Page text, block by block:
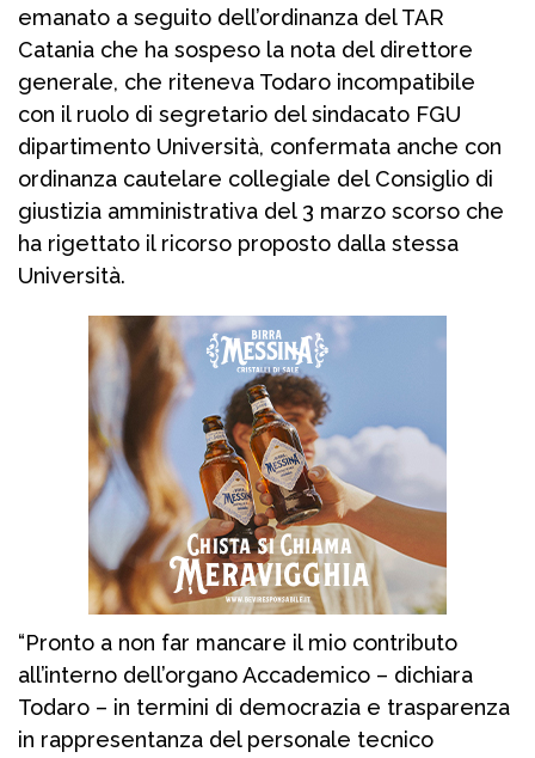
emanato a seguito dell’ordinanza del TAR
Catania che ha sospeso la nota del direttore
generale, che riteneva Todaro incompatibile
con il ruolo di segretario del sindacato FGU
dipartimento Università, confermata anche con
ordinanza cautelare collegiale del Consiglio di
giustizia amministrativa del 3 marzo scorso che
ha rigettato il ricorso proposto dalla stessa
Università.
“Pronto a non far mancare il mio contributo
all’interno dell’organo Accademico – dichiara
Todaro – in termini di democrazia e trasparenza
in rappresentanza del personale tecnico